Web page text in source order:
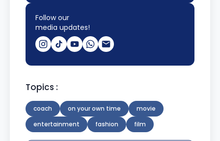
Follow our
media updates!
Topics :
coach on your own time
movie
entertainment
fashion film